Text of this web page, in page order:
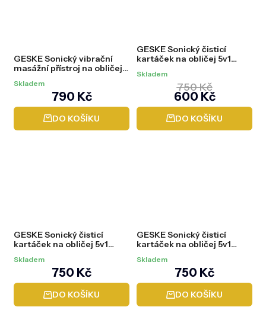
GESKE Sonický vibrační
masážní přístroj na obličej
Starlight
Skladem
790 Kč
DO KOŠÍKU
GESKE Sonický čisticí
kartáček na obličej 5v1
(600 Kč/ZDARMA při
nákupu nad 3000 Kč)
Skladem
600 Kč
750 Kč
DO KOŠÍKU
GESKE Sonický čisticí
kartáček na obličej 5v1
Skladem
750 Kč
DO KOŠÍKU
GESKE Sonický čisticí
kartáček na obličej 5v1
Starlight
Skladem
750 Kč
DO KOŠÍKU